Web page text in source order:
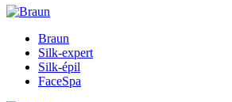
Braun
Silk-expert
Silk-épil
FaceSpa